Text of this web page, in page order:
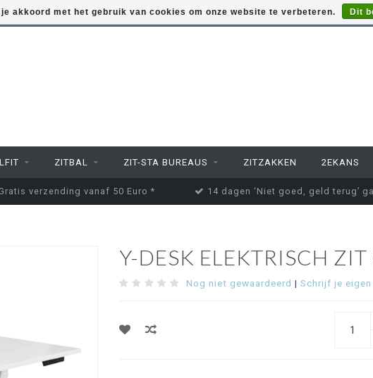
ZITBAL ZIT-STA BUREAUS ZITZAKKEN 2EKANS
verzending vanaf 50 Euro * 14 dagen ‘Niet goed, geld terug’
Y-DESK ELEKTRISCH ZIT
Nog niet gewaardeerd | Schrijf je
akkoord met het gebruik van cookies om onze website te verbeteren. Dit